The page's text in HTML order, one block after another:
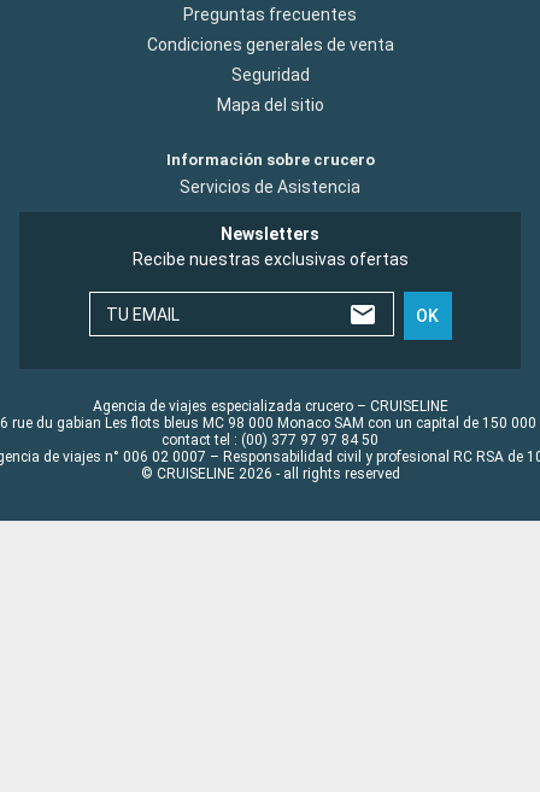
Preguntas frecuentes
Condiciones generales de venta
Seguridad
Mapa del sitio
Información sobre crucero
Servicios de Asistencia
Newsletters
Recibe nuestras exclusivas ofertas
TU EMAIL OK
Agencia de viajes especializada crucero – CRUISELINE
rue du gabian Les flots bleus MC 98 000 Monaco SAM con un capital de 150 000
contact tel : (00) 377 97 97 84 50
de viajes n° 006 02 0007 – Responsabilidad civil y profesional RC RSA de
© CRUISELINE 2026 - all rights reserved